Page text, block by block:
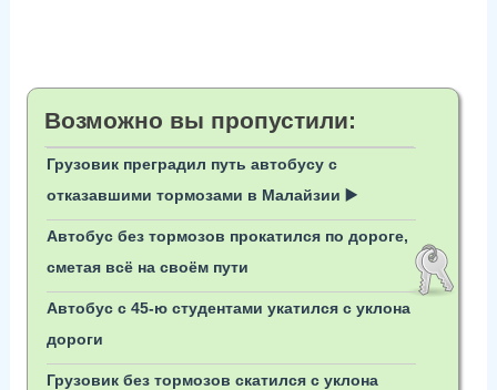
Возможно вы пропустили:
Грузовик преградил путь автобусу с
отказавшими тормозами в Малайзии ▶️
Автобус без тормозов прокатился по дороге,
сметая всё на своём пути
Автобус с 45-ю студентами укатился с уклона
дороги
Грузовик без тормозов скатился с уклона